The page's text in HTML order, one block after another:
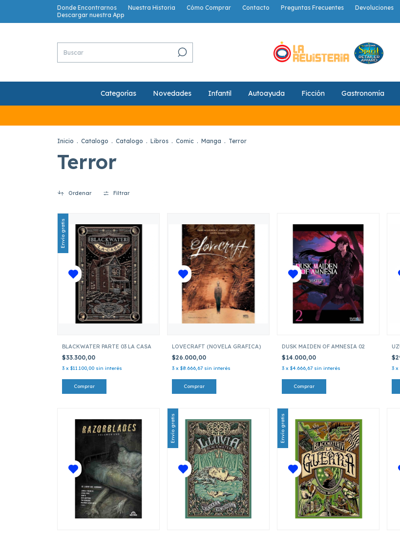
Donde Encontrarnos Nuestra Historia Cómo Comprar Contacto Preguntas Frecuentes Devoluciones
Descargar nuestra App
Categorías Novedades Infantil Autoayuda Ficción Gastronomía
Inicio . Catalogo . Catalogo . Libros . Comic . Manga . Terror
Terror
Ordenar Filtrar
Envío gratis
BLACKWATER PARTE 03 LA CASA
$33.300,00
3 x $11.100,00 sin interés
LOVECRAFT (NOVELA GRAFICA)
$26.000,00
3 x $8.666,67 sin interés
DUSK MAIDEN OF AMNESIA 02
$14.000,00
3 x $4.666,67 sin interés 3 x
Envío gratis Envío gratis